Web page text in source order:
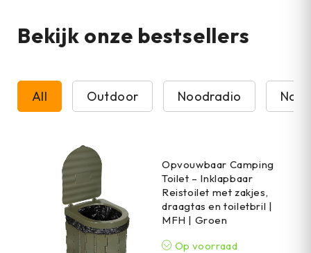
Bekijk onze bestsellers
All Outdoor Noodradio
Opvouwbaar Camping
Toilet – Inklapbaar
Reistoilet met zakjes,
draagtas en toiletbril |
MFH | Groen
Op voorraad